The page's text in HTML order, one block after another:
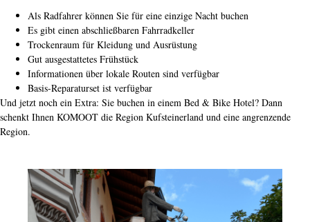
Als Radfahrer können Sie für eine einzige Nacht buchen
Es gibt einen abschließbaren Fahrradkeller
Trockenraum für Kleidung und Ausrüstung
Gut ausgestattetes Frühstück
Informationen über lokale Routen sind verfügbar
Basis-Reparaturset ist verfügbar
Und jetzt noch ein Extra: Sie buchen in einem Bed & Bike Hotel? Dann
schenkt Ihnen KOMOOT die Region Kufsteinerland und eine angrenzende
Region.